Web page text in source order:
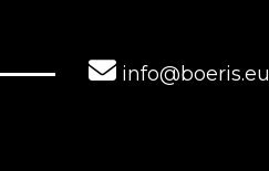
info@boeris.eu